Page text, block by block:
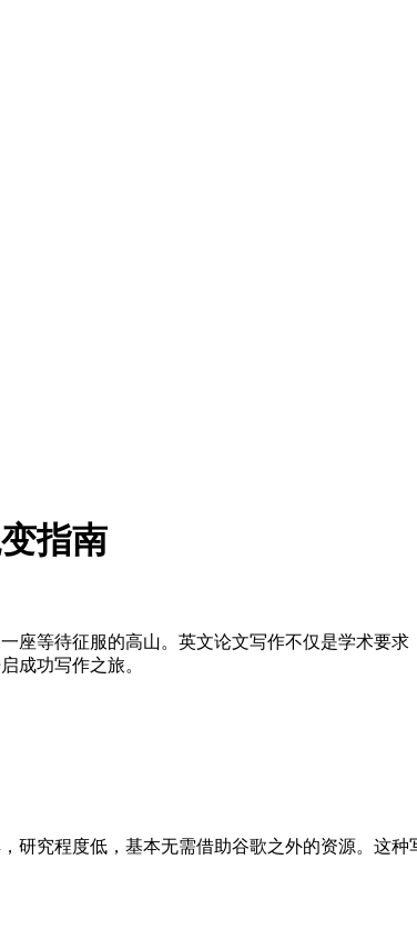
指南
座等待征服的高山。英文论文写作不仅是学术要
成功写作之旅。
研究程度低，基本无需借助谷歌之外的资源。这